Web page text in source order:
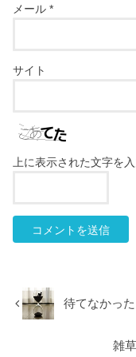
メール*
サイト
上に表示された文字を入
待てなかった
雑